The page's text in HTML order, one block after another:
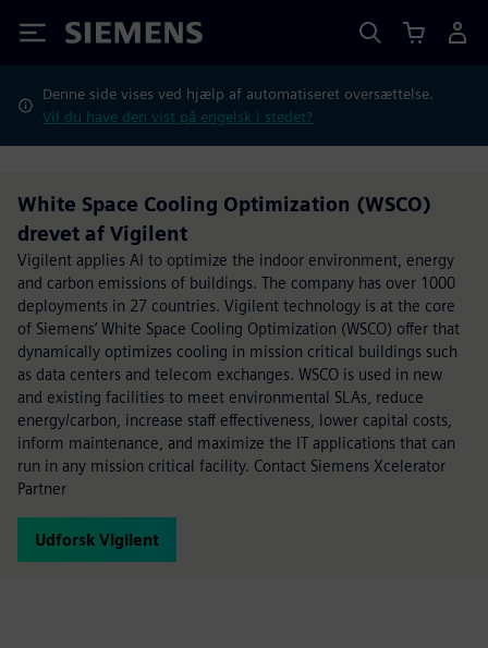
Siemens
Denne side vises ved hjælp af automatiseret oversættelse.
Vil du have den vist på engelsk i stedet?
White Space Cooling Optimization (WSCO)
drevet af Vigilent
Vigilent applies AI to optimize the indoor environment, energy
and carbon emissions of buildings. The company has over 1000
deployments in 27 countries. Vigilent technology is at the core
of Siemens’ White Space Cooling Optimization (WSCO) offer that
dynamically optimizes cooling in mission critical buildings such
as data centers and telecom exchanges. WSCO is used in new
and existing facilities to meet environmental SLAs, reduce
energy/carbon, increase staff effectiveness, lower capital costs,
inform maintenance, and maximize the IT applications that can
run in any mission critical facility. Contact Siemens Xcelerator
Partner
Udforsk Vigilent